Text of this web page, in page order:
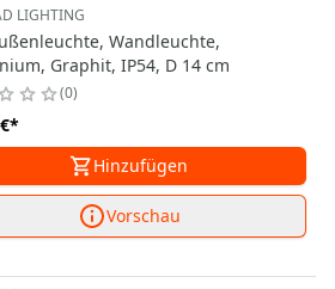
LIGHTING
Wandleuchte,
Graphit, IP54, D 14 cm
0
*
Hinzufügen
Vorschau